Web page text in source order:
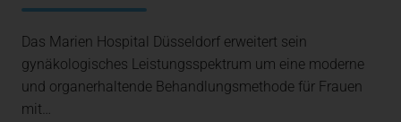
Das Marien Hospital Düsseldorf erweitert sein
gynäkologisches Leistungsspektrum um eine moderne
und organerhaltende Behandlungsmethode für Frauen
mit…